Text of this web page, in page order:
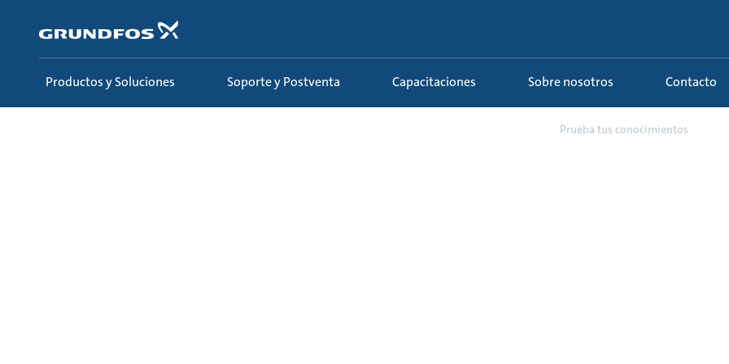
contenido
principal
Productos y Soluciones Soporte y Postventa Capacitaciones Sobre nosotros Contacto
Prueba tus conocimientos